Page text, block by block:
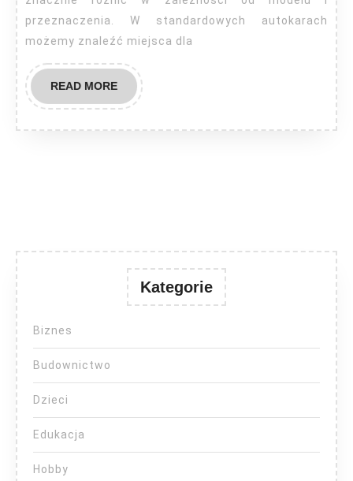
przeznaczenia. W standardowych autokarach
możemy znaleźć miejsca dla
READ MOREREAD
MORE
Kategorie
Biznes
Budownictwo
Dzieci
Edukacja
Hobby